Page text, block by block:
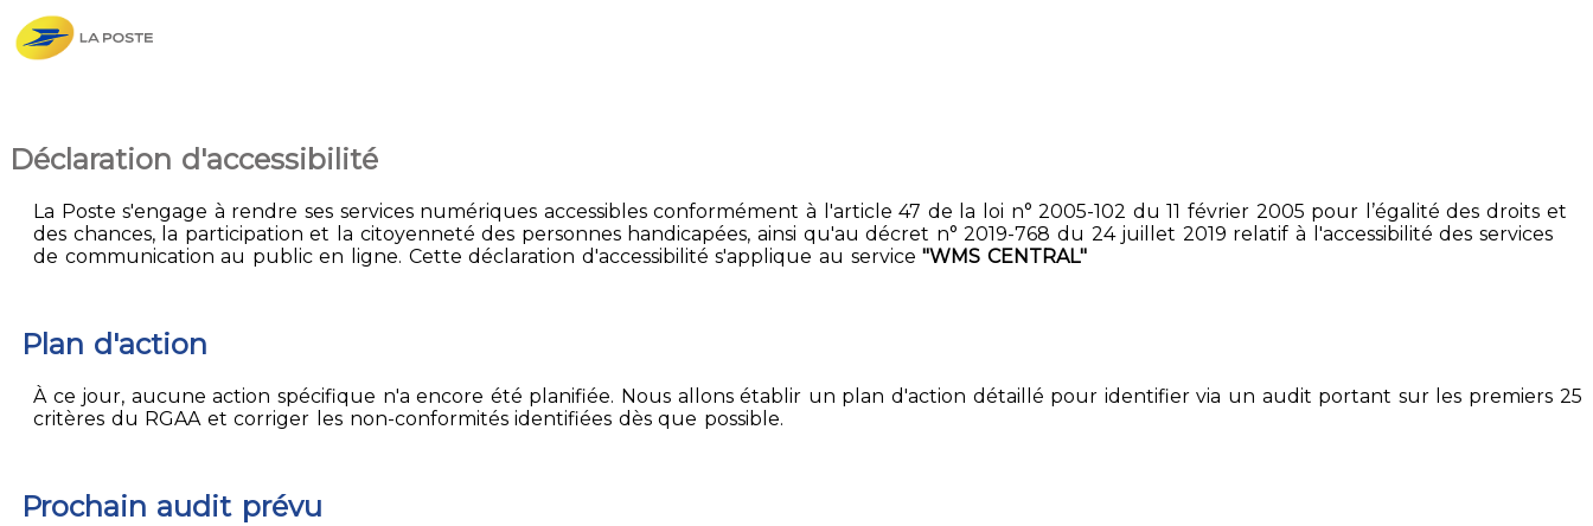
Déclaration d'accessibilité
La Poste s'engage à rendre ses services numériques accessibles conformément à l'article 47 de la loi n° 2005-102 du 11 février 2005 pour l’égalité des droits et
des chances, la participation et la citoyenneté des personnes handicapées, ainsi qu'au décret n° 2019-768 du 24 juillet 2019 relatif à l'accessibilité des services
de communication au public en ligne. Cette déclaration d'accessibilité s'applique au service"WMS CENTRAL"
Plan d'action
À ce jour, aucune action spécifique n'a encore été planifiée. Nous allons établir un plan d'action détaillé pour identifier via un audit portant sur les premiers 25
critères du RGAA et corriger les non-conformités identifiées dès que possible.
Prochain audit prévu